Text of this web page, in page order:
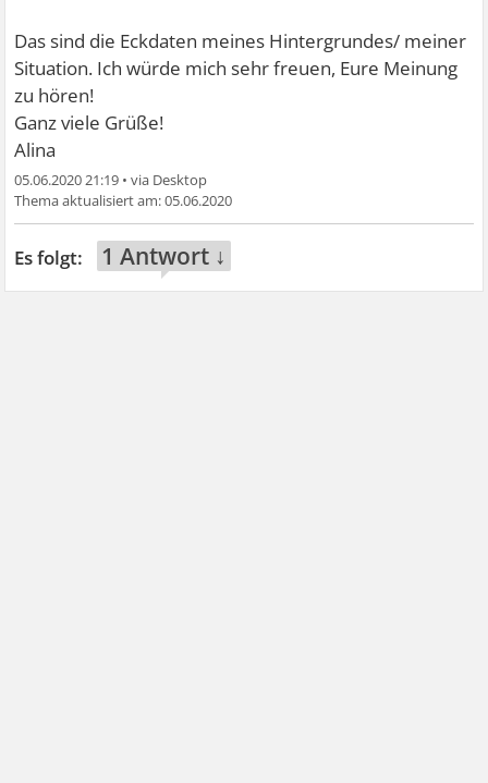
Das sind die Eckdaten meines Hintergrundes/ meiner
Situation. Ich würde mich sehr freuen, Eure Meinung
zu hören!
Ganz viele Grüße!
Alina
05.06.2020 21:19 •
05.06.2020
1 Antwort ↓